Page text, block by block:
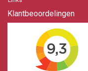
grootste Kerkkaars is te
uitvaart om altijd eerst
afspraken kunnen maken
fout kan gaan. Immers
goed doen met de
dagelijks. Dat kan zijn
Klantbeoordelingen